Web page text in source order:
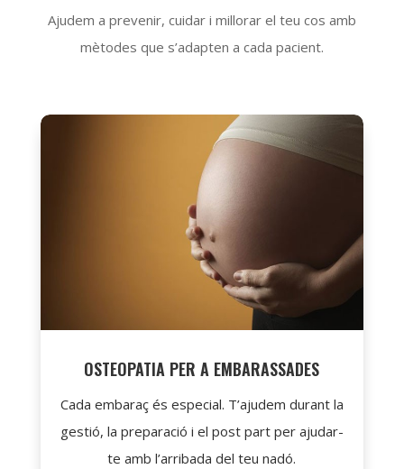
Ajudem a prevenir, cuidar i millorar el teu cos amb
mètodes que s’adapten a cada pacient.
OSTEOPATIA PER A EMBARASSADES
Cada embaraç és especial. T’ajudem durant la
gestió, la preparació i el post part per ajudar-
te amb l’arribada del teu nadó.